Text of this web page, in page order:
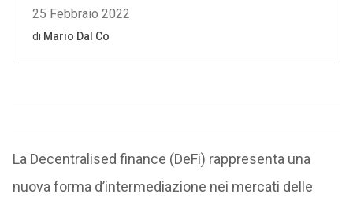
La Decentralised finance (DeFi) rappresenta una
nuova forma d’intermediazione nei mercati delle